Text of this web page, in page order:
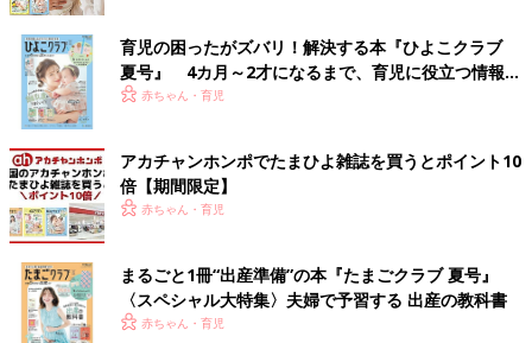
ですね。
979円で買えた！ミニーちゃん柄のニットレギンス
育児の困ったがズバリ！解決する本『ひよこクラブ
夏号』 4カ月～2才になるまで、育児に役立つ情報が
いっぱい！
赤ちゃん・育児
アカチャンホンポでたまひよ雑誌を買うとポイント10
倍【期間限定】
赤ちゃん・育児
まるごと1冊“出産準備”の本『たまごクラブ 夏号』
〈スペシャル大特集〉夫婦で予習する 出産の教科書
赤ちゃん・育児